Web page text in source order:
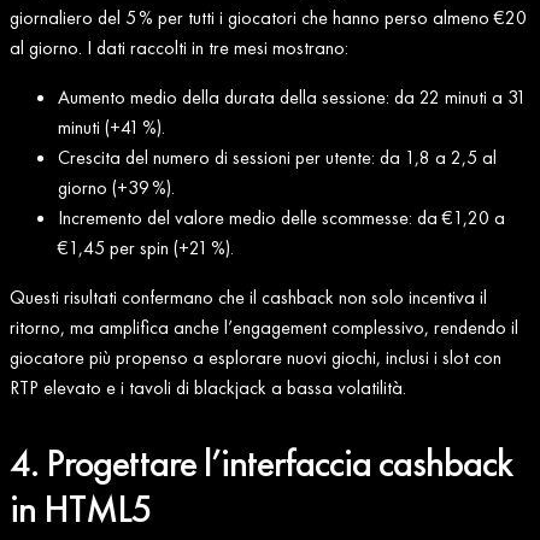
giornaliero del 5 % per tutti i giocatori che hanno perso almeno €20
al giorno. I dati raccolti in tre mesi mostrano:
Aumento medio della durata della sessione: da 22 minuti a 31
minuti (+41 %).
Crescita del numero di sessioni per utente: da 1,8 a 2,5 al
giorno (+39 %).
Incremento del valore medio delle scommesse: da €1,20 a
€1,45 per spin (+21 %).
Questi risultati confermano che il cashback non solo incentiva il
ritorno, ma amplifica anche l’engagement complessivo, rendendo il
giocatore più propenso a esplorare nuovi giochi, inclusi i slot con
RTP elevato e i tavoli di blackjack a bassa volatilità.
4. Progettare l’interfaccia cashback
in HTML5